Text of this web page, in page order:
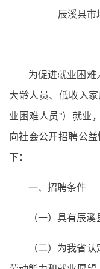
辰溪县市
为促进就业困
大龄人员、低收入
业困难人员”）就业
向社会公开招聘公
下：
一、招聘条件
（一）具有辰溪
（二）为我省